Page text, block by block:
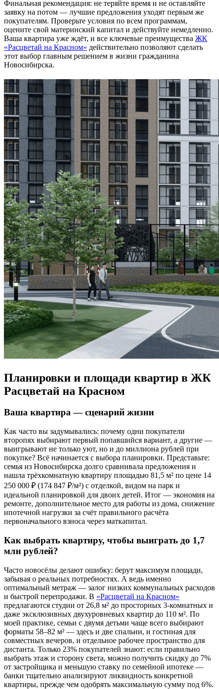
Финальная рекомендация: не теряйте время и не оставляйте
заявку на потом — лучшие предложения уходят первым же
покупателям. Проверьте условия по всем программам,
оцените свой материнский капитал и действуйте немедленно.
Ваша квартира уже ждёт, и все ключевые преимущества ЖК
«Расцветай на Красном» действительно позволяют сделать
этот выбор главным решением в жизни гражданина
Новосибирска.
Планировки и площади квартир в ЖК
Расцветай на Красном
Ваша квартира — сценарий жизни
Как часто вы задумывались: почему одни покупатели
второпях выбирают первый попавшийся вариант, а другие —
выигрывают не только уют, но и до миллиона рублей при
покупке? Всё начинается с выбора планировки. Представьте:
семья из Новосибирска долго сравнивала предложения и
нашла трёхкомнатную квартиру площадью 81,5 м² по цене 14
250 000 ₽ (174 847 ₽/м²) с отделкой, видом на парк и
идеальной планировкой для двоих детей. Итог — экономия на
ремонте, дополнительное место для работы из дома, снижение
ипотечной нагрузки за счёт правильного расчёта
первоначального взноса через маткапитал.
Как выбрать квартиру, чтобы выиграть до 1,7
млн рублей?
Часто новосёлы делают ошибку: берут максимум площади,
забывая о реальных потребностях. А ведь именно
оптимальный метраж — залог низких коммунальных расходов
и быстрой перепродажи. В «Расцветай на Красном»
предлагаются студии от 26,8 м² до просторных 3-комнатных и
даже эксклюзивных двухуровневых квартир до 110 м². По
моей практике, семьи с двумя детьми чаще всего выбирают
форматы 58–82 м² — здесь и две спальни, и гостиная для
совместных вечеров, и отдельное рабочее пространство для
дистанта. Только 23% покупателей знают: если правильно
выбрать этаж и сторону света, можно получить скидку до 7%
от застройщика и меньшую ставку по семейной ипотеке —
банки тщательно анализируют ликвидность конкретной
квартиры, прежде чем одобрять максимальную сумму под 6%.